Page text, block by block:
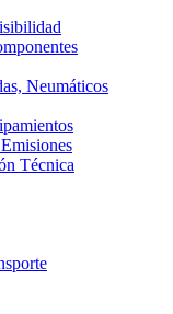
Neumáticos
Técnica